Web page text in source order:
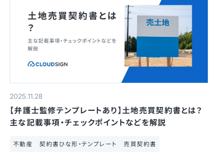
2025.11.28
【弁護士監修テンプレートあり】土地売買契約書とは？
主な記載事項・チェックポイントなどを解説
不動産 契約書ひな形・テンプレート 売買契約書